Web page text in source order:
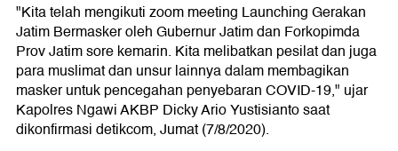
"Kita telah mengikuti zoom meeting Launching Gerakan
Jatim Bermasker oleh Gubernur Jatim dan Forkopimda
Prov Jatim sore kemarin. Kita melibatkan pesilat dan juga
para muslimat dan unsur lainnya dalam membagikan
masker untuk pencegahan penyebaran COVID-19," ujar
Kapolres Ngawi AKBP Dicky Ario Yustisianto saat
dikonfirmasi detikcom, Jumat (7/8/2020).